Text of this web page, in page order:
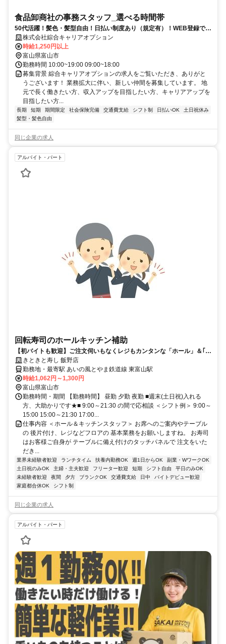
食品卸商社の事務スタッフ_選べる時間帯
50代活躍！髪色・髪型自由！日払い制度あり（規定有）！WEB登録で来
社不要、残業ほぼなしで予定が立てやすい
株式会社綜合キャリアオプション
時給1,250円以上
富山県富山市
勤務時間 10:00~19:00 09:00~18:00
募集背景 綜合キャリアオプションの求人をご覧いただき、ありがと
うございます！ 業務拡大に伴い、新しい仲間を募集しています。 地
元で長く働きたい方、収入アップを目指したい方、キャリアアップを
目指したい方...
長期 短期 期間限定 社会保険完備 交通費支給 シフト制 日払いOK
土日祝休み
髪型・髪色自由
同じ企業の求人
アルバイト・パート
回転寿司のホールキッチン補助
【初バイトも歓迎】ご注文伺いもなくレジもカンタンな「ホール」＆｢裏
方・調理補助｣
きときと寿し 飯野店
勤務地・最寄駅 あいの風とやま鉄道線 東富山駅
時給1,062円～1,300円
富山県富山市
勤務時間・期間 【勤務時間】 昼勤 夕勤 夜勤 ■週末(土日祝)入れる
方、大助かりです★■ 9:00～21:30 の間で応相談 ＜シフト例＞ 9:00～
15:00 15:00～21:30 17:00...
仕事内容 ＜ホール＆キッチンスタッフ＞ お席へのご案内やテーブル
の 後片付け、レジなどフロアの 基本業務をお願いしますね。 お寿司
はお客様ご自身が テーブルに備え付けのタッチパネルで 注文をいた
だき...
業界未経験者歓迎 ランチタイム 扶養内勤務OK 週1日からOK
副業・WワークOK
土日祝のみOK
主婦・主夫歓迎 フリーター歓迎 短期 シフト自由
平日のみOK
未経験者歓迎
夜間 夕方 ブランクOK 交通費支給 日中
バイトデビュー歓迎
家庭都合休OK
シフト制
同じ企業の求人
アルバイト・パート